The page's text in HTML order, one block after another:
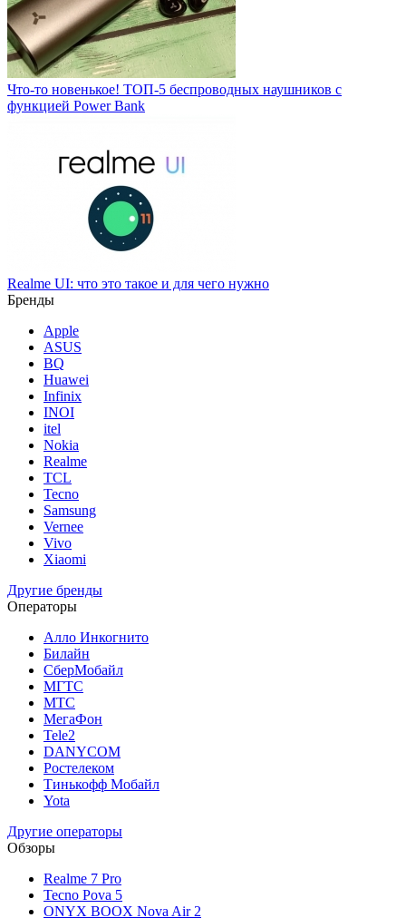
Что-то новенькое! ТОП-5 беспроводных наушников с
функцией Power Bank
Realme UI: что это такое и для чего нужно
Бренды
Apple
ASUS
BQ
Huawei
Infinix
INOI
itel
Nokia
Realme
TCL
Tecno
Samsung
Vernee
Vivo
Xiaomi
Другие бренды
Операторы
Алло Инкогнито
Билайн
СберМобайл
МГТС
МТС
МегаФон
Tele2
DANYCOM
Ростелеком
Тинькофф Мобайл
Yota
Другие операторы
Обзоры
Realme 7 Pro
Tecno Pova 5
ONYX BOOX Nova Air 2